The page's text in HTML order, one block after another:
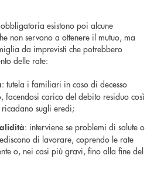
esistono poi alcune
non servono a ottenere il mutuo, ma
da imprevisti che potrebbero
delle rate:
: tutela i familiari in caso di decesso
facendosi carico del debito residuo così
ricadano sugli eredi;
: interviene se problemi di salute o
di lavorare, coprendo le rate
o, nei casi più gravi, fino alla fine del